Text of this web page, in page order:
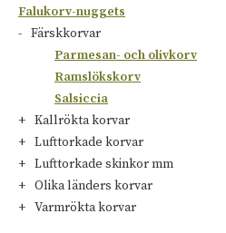
Falukorv-nuggets
Färskkorvar
Parmesan- och olivkorv
Ramslökskorv
Salsiccia
Kallrökta korvar
Lufttorkade korvar
Lufttorkade skinkor mm
Olika länders korvar
Varmrökta korvar